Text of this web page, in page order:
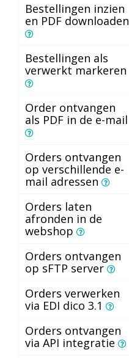
Bestellingen inzien
en PDF downloaden
Bestellingen als
verwerkt markeren
Order ontvangen
als PDF in de e-mail
Orders ontvangen
op verschillende e-
mail adressen
Orders laten
afronden in de
webshop
Orders ontvangen
op sFTP server
Orders verwerken
via EDI dico 3.1
Orders ontvangen
via API integratie